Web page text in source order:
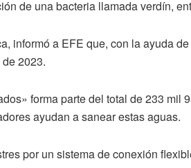
de una bacteria llamada verdín,
informó a EFE que, con la ayuda
2023.
forma parte del total de 233 mil
ayudan a sanear estas aguas.
por un sistema de conexión